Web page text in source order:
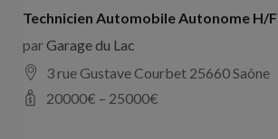
Technicien Automobile Autonome H/F
parGarage du Lac
3 rue Gustave Courbet 25660 Saône
20000€ – 25000€